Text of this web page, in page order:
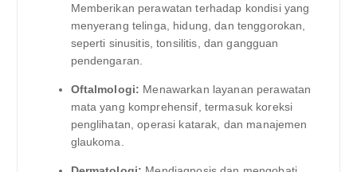
Memberikan perawatan terhadap kondisi yang
menyerang telinga, hidung, dan tenggorokan,
seperti sinusitis, tonsilitis, dan gangguan
pendengaran.
Oftalmologi: Menawarkan layanan perawatan
mata yang komprehensif, termasuk koreksi
penglihatan, operasi katarak, dan manajemen
glaukoma.